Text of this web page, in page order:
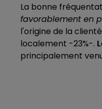
La bonne
favorablement en
l'origine de la
localement -23%-.
principalement